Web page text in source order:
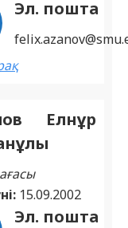
Эл. пошта
Елнұр
15.09.2002
Эл. пошта